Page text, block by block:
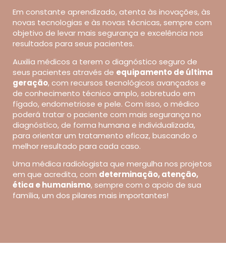
Em constante aprendizado, atenta às inovações, às
novas tecnologias e às novas técnicas, sempre com
objetivo de levar mais segurança e excelência nos
resultados para seus pacientes.
Auxilia médicos a terem o diagnóstico seguro de
seus pacientes através de equipamento de última
geração, com recursos tecnológicos avançados e
de conhecimento técnico amplo, sobretudo em
fígado, endometriose e pele. Com isso, o médico
poderá tratar o paciente com mais segurança no
diagnóstico, de forma humana e individualizada,
para orientar um tratamento eficaz, buscando o
melhor resultado para cada caso.
Uma médica radiologista que mergulha nos projetos
em que acredita, com determinação, atenção,
ética e humanismo, sempre com o apoio de sua
família, um dos pilares mais importantes!